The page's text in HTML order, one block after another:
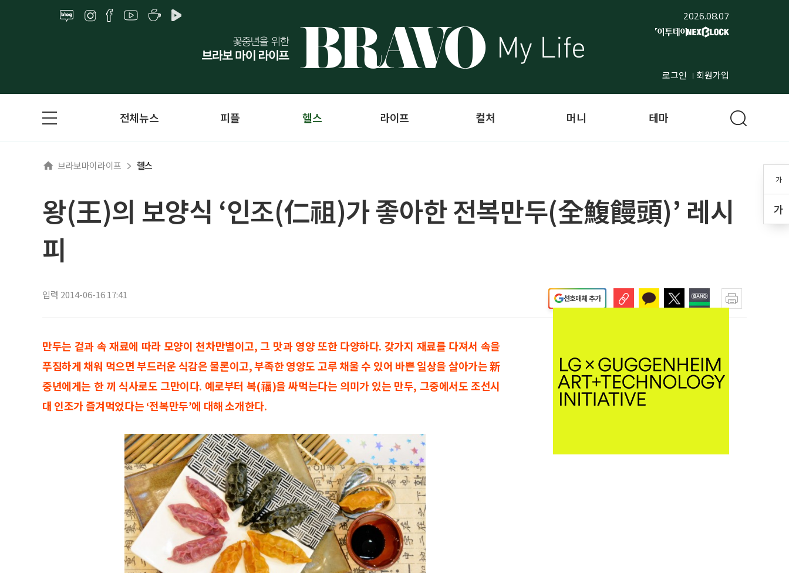
2026.08.07
로그인 회원가입
가
가
전체뉴스 피플 헬스 라이프 컬처 머니 테마
브라보마이라이프 헬스
왕(王)의 보양식 ‘인조(仁祖)가 좋아한 전복만두(全鰒饅頭)’ 레시
피
입력 2014-06-16 17:41 선호매체 추가
만두는 겉과 속 재료에 따라 모양이 천차만별이고, 그 맛과 영양 또한 다양하다. 갖가지 재료를 다져서 속을
푸짐하게 채워 먹으면 부드러운 식감은 물론이고, 부족한 영양도 고루 채울 수 있어 바쁜 일상을 살아가는 新
중년에게는 한 끼 식사로도 그만이다. 예로부터 복(福)을 싸먹는다는 의미가 있는 만두, 그중에서도 조선시
대 인조가 즐겨먹었다는 ‘전복만두’에 대해 소개한다.